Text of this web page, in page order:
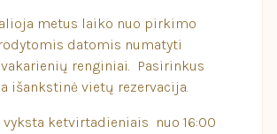
metus laiko nuo pirkimo
datomis numatyti
renginiai. Pasirinkus
išankstinė vietų rezervacija.
vyksta ketvirtadieniais nuo 16:00